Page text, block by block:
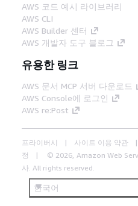
AWS 코드 예시 라이브러리
AWS CLI
AWS Builder 센터
AWS 개발자 도구 블로그
유용한 링크
AWS 문서 MCP 서버 다운로드
AWS Console에 로그인
AWS re:Post
프라이버시 사이트 이용 약관
정
© 2026, Amazon Web
사. All rights reserved.
한국어